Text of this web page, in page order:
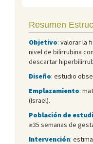
Resumen
Objetivo: valorar la
nivel de bilirrubina
descartar
Diseño: estudio
Emplazamiento:
(Israel).
Población de
≥35 semanas de
Intervención: